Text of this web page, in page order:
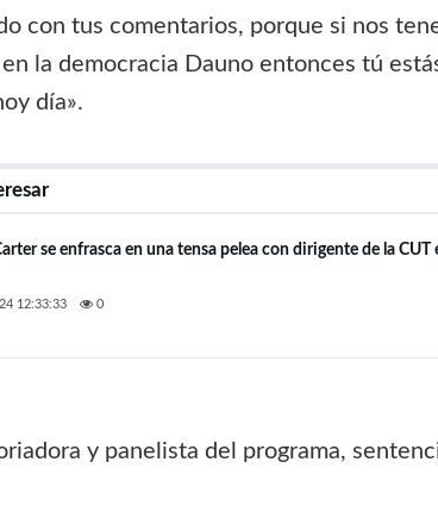
con tus comentarios, porque si nos
la democracia Dauno entonces tú
día».
se enfrasca en una tensa pelea con dirigente de la CUT
12:33:33 0
y panelista del programa,